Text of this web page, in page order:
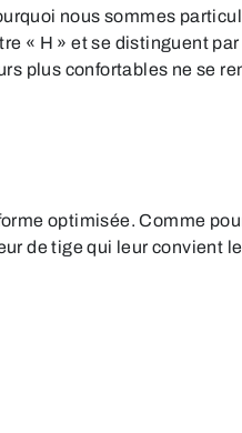
nous sommes
« H » et se distinguent
plus confortables ne se
optimisée. Comme
de tige qui leur convient